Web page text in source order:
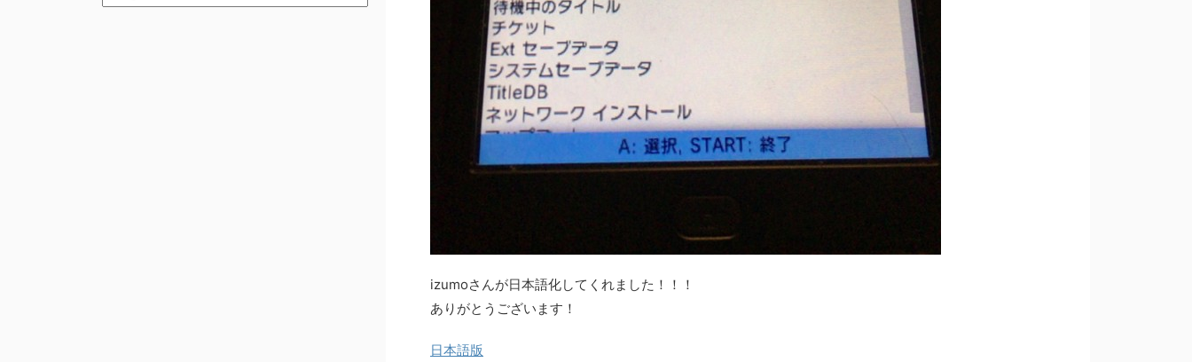
izumoさんが日本語化してくれました！！！
ありがとうございます！
日本語版